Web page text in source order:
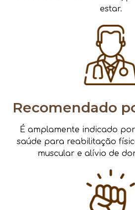
estar.
Recomendado
É amplamente indicado
saúde para reabilitação
muscular e alívio de